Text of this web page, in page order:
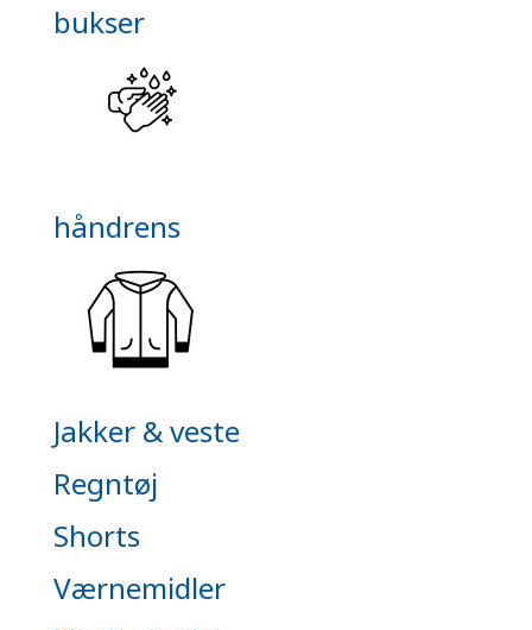
bukser
håndrens
Jakker & veste
Regntøj
Shorts
Værnemidler